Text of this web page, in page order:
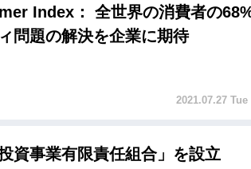
Index： 全世界の消費者の
問題の解決を企業に期待
2021.07.27 Tue
資事業有限責任組合」を設立